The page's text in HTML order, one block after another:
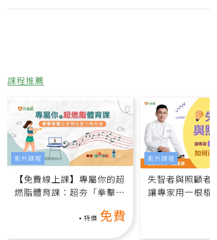
課程推薦
【免費線上課】專屬你的超
燃脂體育課：超夯「拳擊有
特價 免費
影片課程
失智者與照顧者
讓專家用一根棍
影片課程